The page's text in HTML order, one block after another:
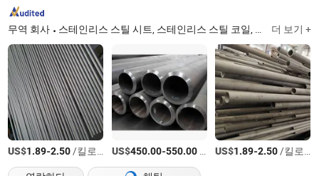
무역 회사 스테인리스 스틸 시트, 스테인리스 스틸 코일, 스테인리스 스틸 파이프, 스테인리스 스틸 와이어, 스테인리스 스틸 바, 구리 시트, 구리 와이어, 브론즈 바, 브론즈 파이프, 아연 도금 강판 더 보기 +
US$1.89-2.50/킬로그램 US$450.00-550.00/티 US$1.89-2.50/킬로그램